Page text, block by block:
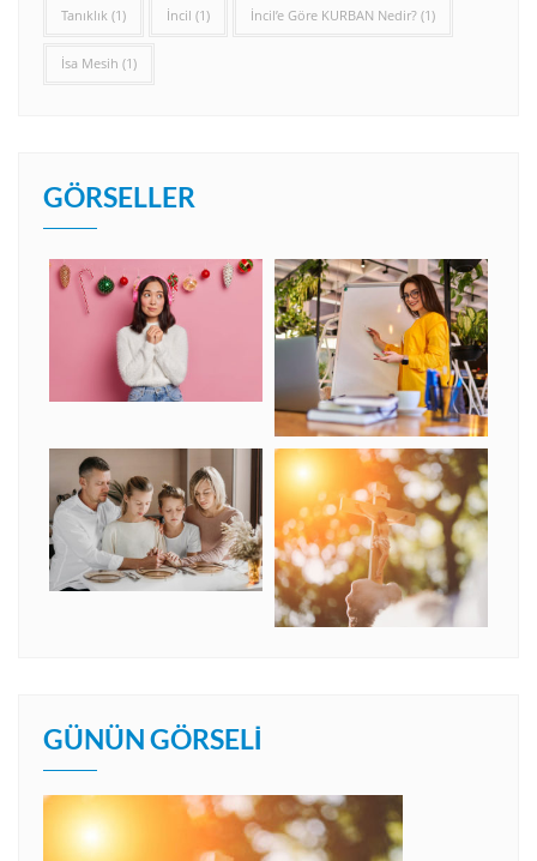
Tanıklık (1) İncil (1) İncil’e Göre KURBAN Nedir? (1)
İsa Mesih (1)
GÖRSELLER
GÜNÜN GÖRSELI